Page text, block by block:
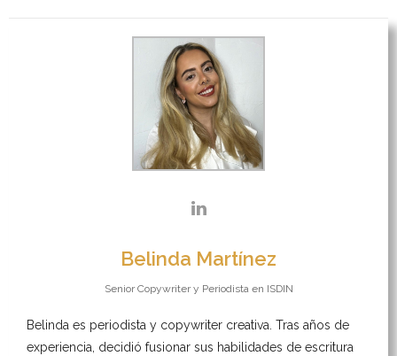
Belinda Martínez
Senior Copywriter y Periodista en ISDIN
Belinda es periodista y copywriter creativa. Tras años de
experiencia, decidió fusionar sus habilidades de escritura